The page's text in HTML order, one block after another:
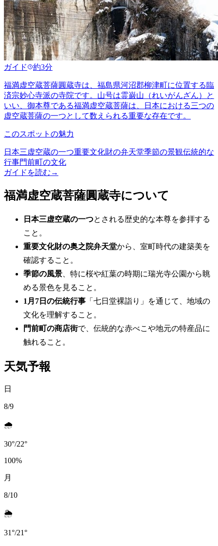
ガイド 約3分
福満虚空蔵菩薩圓蔵寺は、福島県河沼郡柳津町に位置する臨
済宗妙心寺派の寺院です。山号は霊巌山（れいがんざん）と
いい、御本尊である福満虚空蔵菩薩は、日本における三つの
虚空蔵菩薩の一つとして数えられる重要な存在です。
このスポットの魅力
日本三虚空蔵の一つ重要文化財の弁天堂季節の景観伝統的な
行事門前町の文化
ガイドを読む →
福満虚空蔵菩薩圓蔵寺について
日本三虚空蔵の一つとされる歴史的な本尊を参拝する
こと。
重要文化財の奥之院弁天堂から、室町時代の建築美を
確認すること。
季節の風景、特に桜や紅葉の時期に瑞光寺公園から眺
める景色を見ること。
1月7日の伝統行事 「七日堂裸詣り」を通じて、地域の
文化を理解すること。
門前町の商店街で、伝統的な赤べこや地元の特産品に
触れること。
天気予報
日
8/9
🌧️
30°/22°
100%
月
8/10
🌦️
31°/21°